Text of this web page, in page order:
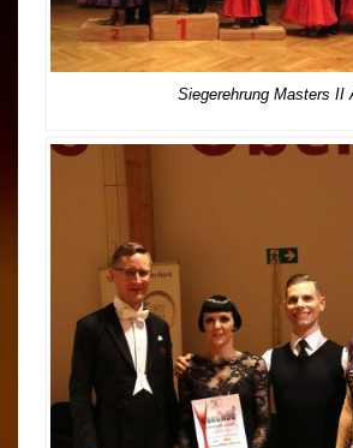
Siegerehrung Masters II